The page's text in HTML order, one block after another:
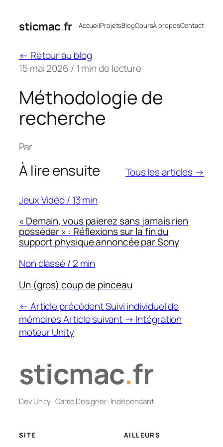
sticmac.fr AccueilProjetsBlogCoursÀ proposContact
← Retour au blog
15 mai 2026 / 1 min de lecture
Méthodologie de
recherche
Par
À lire ensuite Tous les articles →
Jeux Vidéo/ 13 min
« Demain, vous paierez sans jamais rien
posséder » : Réflexions sur la fin du
support physique annoncée par Sony
Non classé/ 2 min
Un (gros) coup de pinceau
← Article précédentSuivi individuel de
mémoiresArticle suivant → Intégration
moteur Unity
sticmac.fr
Dev Unity · Game Designer · Indépendant
SITE AILLEURS